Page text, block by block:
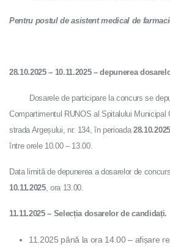
Pentru postul de asistent medical de
28.10.2025 – 10.11.2025 – depunerea
Dosarele de participare la concurs se
Compartimentul RUNOS al Spitalului Municipal
strada Argeșului, nr. 134, în perioada
între orele 10.00 – 13.00.
Data limită de depunerea a dosarelor de
10.11.2025, ora 13.00.
11.11.2025 – Selecția dosarelor de candidați.
11.2025 până la ora 14.00 – afișare